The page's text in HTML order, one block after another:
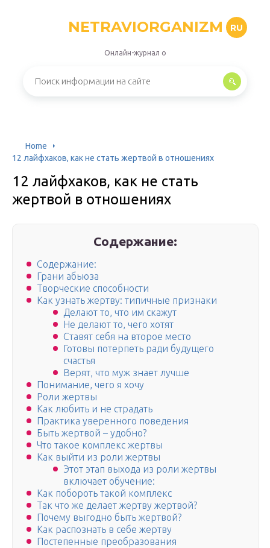
NETRAVIORGANIZM RU
Онлайн-журнал о
Home
12 лайфхаков, как не стать жертвой в отношениях
12 лайфхаков, как не стать
жертвой в отношениях
Содержание:
Содержание:
Грани абьюза
Творческие способности
Как узнать жертву: типичные признаки
Делают то, что им скажут
Не делают то, чего хотят
Ставят себя на второе место
Готовы потерпеть ради будущего
счастья
Верят, что муж знает лучше
Понимание, чего я хочу
Роли жертвы
Как любить и не страдать
Практика уверенного поведения
Быть жертвой – удобно?
Что такое комплекс жертвы
Как выйти из роли жертвы
Этот этап выхода из роли жертвы
включает обучение:
Как побороть такой комплекс
Так что же делает жертву жертвой?
Почему выгодно быть жертвой?
Как распознать в себе жертву
Постепенные преобразования